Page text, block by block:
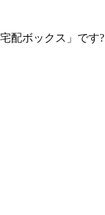
配ボックス」です?